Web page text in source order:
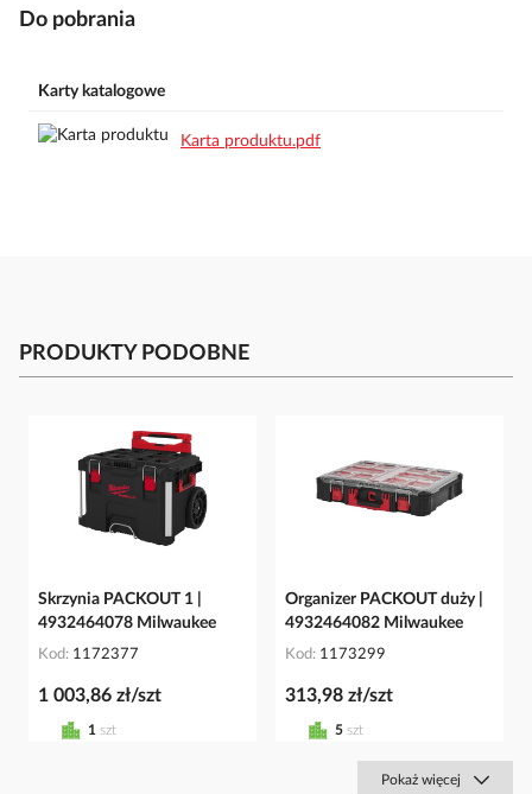
Do pobrania
Karty katalogowe
Karta produktu.pdf
PRODUKTY PODOBNE
Skrzynia PACKOUT 1 |
4932464078 Milwaukee
Kod 1172377
1 003,86 zł/szt
1 szt
Organizer PACKOUT duży |
4932464082 Milwaukee
Kod 1173299
313,98 zł/szt
5 szt
Pokaż więcej